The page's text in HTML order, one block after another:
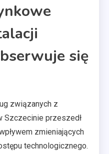
się
związanych z
Szczecinie przeszedł
zmieniających
technologicznego.